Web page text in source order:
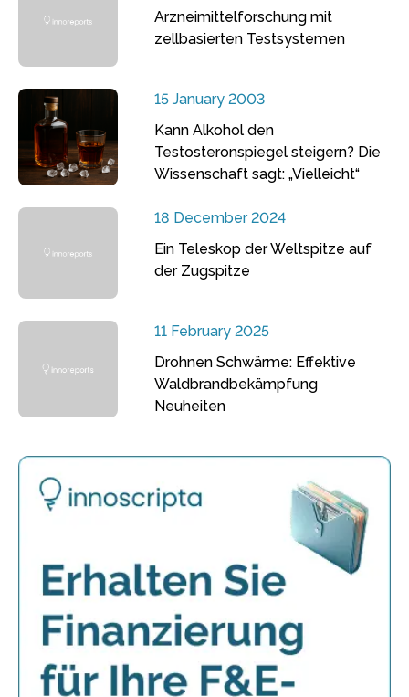
Arzneimittelforschung mit
zellbasierten Testsystemen
15 January 2003
Kann Alkohol den
Testosteronspiegel steigern? Die
Wissenschaft sagt: „Vielleicht“
18 December 2024
Ein Teleskop der Weltspitze auf
der Zugspitze
11 February 2025
Drohnen Schwärme: Effektive
Waldbrandbekämpfung
Neuheiten